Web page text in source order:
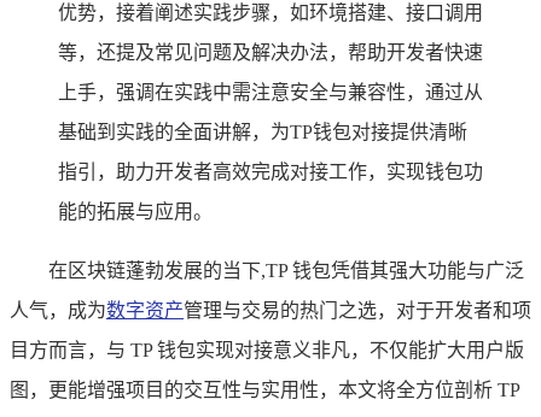
优势，接着阐述实践步骤，如环境搭建、接口调用
等，还提及常见问题及解决办法，帮助开发者快速
上手，强调在实践中需注意安全与兼容性，通过从
基础到实践的全面讲解，为TP钱包对接提供清晰
指引，助力开发者高效完成对接工作，实现钱包功
能的拓展与应用。
在区块链蓬勃发展的当下,TP 钱包凭借其强大功能与广泛
人气，成为数字资产管理与交易的热门之选，对于开发者和项
目方而言，与 TP 钱包实现对接意义非凡，不仅能扩大用户版
图，更能增强项目的交互性与实用性，本文将全方位剖析 TP